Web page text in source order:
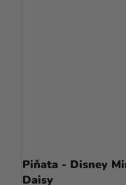
Piňata - Disney
Daisy